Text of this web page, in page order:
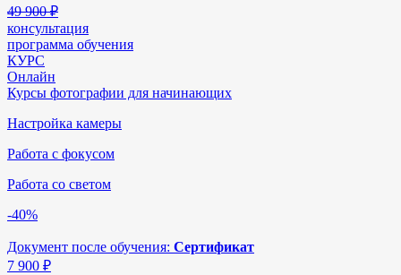
49 900 ₽
консультация
программа обучения
КУРС
Онлайн
Курсы фотографии для начинающих
Настройка камеры
Работа с фокусом
Работа со светом
-40%
Документ после обучения: Сертификат
7 900 ₽